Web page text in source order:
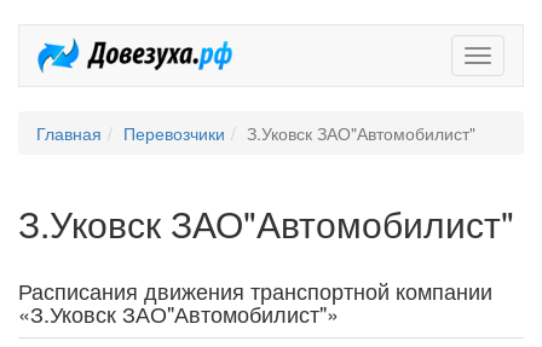
Главная Перевозчики З.Уковск ЗАО"Автомобилист"
З.Уковск ЗАО"Автомобилист"
Расписания движения транспортной компании
«З.Уковск ЗАО"Автомобилист"»